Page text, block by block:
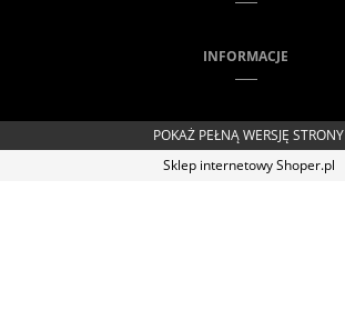
INFORMACJE
POKAŻ PEŁNĄ WERSJĘ STRONY
Sklep internetowy Shoper.pl